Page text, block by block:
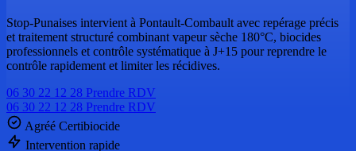
Stop-Punaises intervient à Pontault-Combault avec repérage précis
et traitement structuré combinant vapeur sèche 180°C, biocides
professionnels et contrôle systématique à J+15 pour reprendre le
contrôle rapidement et limiter les récidives.
06 30 22 12 28 Prendre RDV
06 30 22 12 28 Prendre RDV
Agréé Certibiocide
Intervention rapide